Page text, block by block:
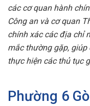
các cơ quan hành
Công an và cơ quan
chính xác các địa chỉ
mắc thường gặp,
thực hiện các thủ tục
Phường 6